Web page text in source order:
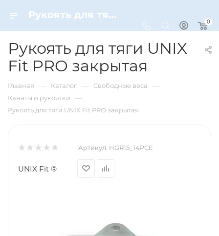
Рукоять для тяги UNIX Fit PRO закрытая – купить по цене 1160 руб. в интернет-магазине Dynamic-Sport
0
Рукоять для тяги UNIX
Fit PRO закрытая
Главная — Каталог — Свободные веса —
Канаты и рукоятки —
Рукоять для тяги UNIX Fit PRO закрытая
Артикул: HGR15_14PCE
UNIX Fit ®